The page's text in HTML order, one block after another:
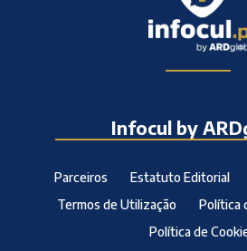
Infocul by
Parceiros Estatuto Editorial
Termos de Utilização
Política
Política de